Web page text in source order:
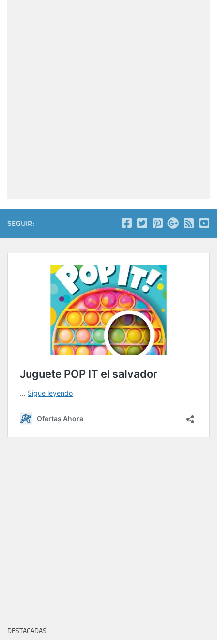
SEGUIR:
DESTACADAS